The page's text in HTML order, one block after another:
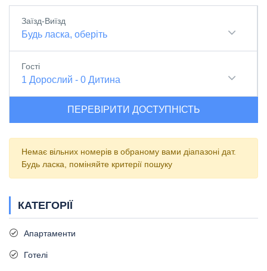
Заїзд-Виїзд
Будь ласка, оберіть
Гості
1 Дорослий - 0 Дитина
ПЕРЕВІРИТИ ДОСТУПНІСТЬ
Немає вільних номерів в обраному вами діапазоні дат.
Будь ласка, поміняйте критерії пошуку
КАТЕГОРІЇ
Апартаменти
Готелі